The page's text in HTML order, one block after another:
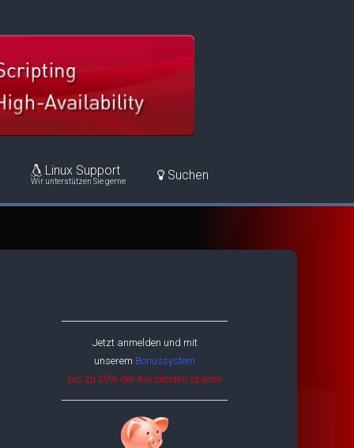
Linux Support
Wir unterstützen Sie gerne Suchen
Jetzt anmelden und mit
unserem Bonussystem
bis zu 30% der Kurskosten sparen